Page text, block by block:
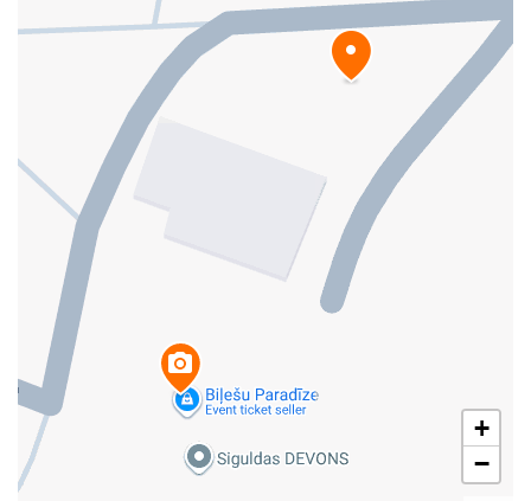
+
−